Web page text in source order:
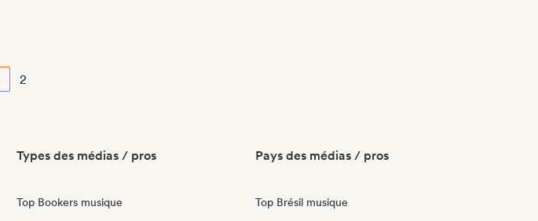
2
Types des médias / pros
Top Bookers musique
Pays des médias / pros
Top Brésil musique